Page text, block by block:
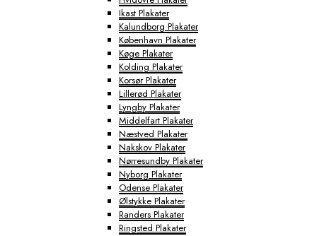
Ikast Plakater
Kalundborg Plakater
København Plakater
Køge Plakater
Kolding Plakater
Korsør Plakater
Lillerød Plakater
Lyngby Plakater
Middelfart Plakater
Næstved Plakater
Nakskov Plakater
Nørresundby Plakater
Nyborg Plakater
Odense Plakater
Ølstykke Plakater
Randers Plakater
Ringsted Plakater